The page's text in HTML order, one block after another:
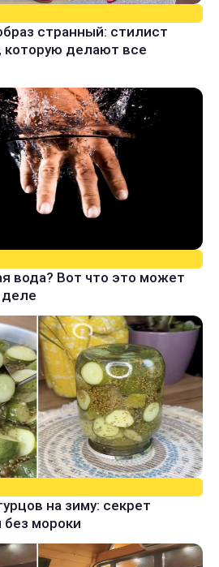
странный: стилист
которую делают все
вода? Вот что это может
деле
на зиму: секрет
без мороки